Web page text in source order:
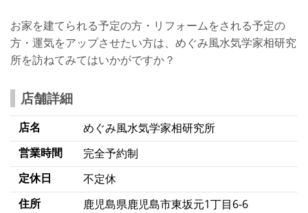
お家を建てられる予定の方・リフォームをされる予定の
方・運気をアップさせたい方は、めぐみ風水気学家相研究
所を訪ねてみてはいかがですか？
店舗詳細
店名
めぐみ風水気学家相研究所
営業時間
完全予約制
定休日
不定休
住所
鹿児島県鹿児島市東坂元1丁目6-6